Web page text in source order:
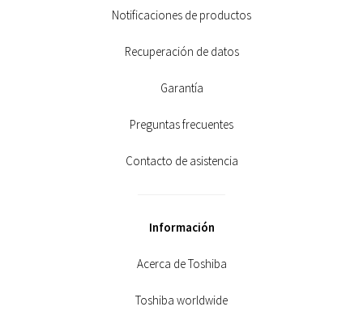
Notificaciones de productos
Recuperación de datos
Garantía
Preguntas frecuentes
Contacto de asistencia
Información
Acerca de Toshiba
Toshiba worldwide